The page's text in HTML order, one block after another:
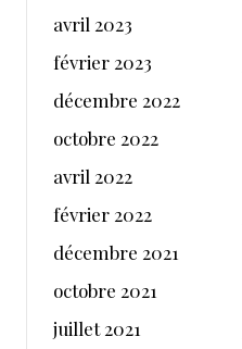
avril 2023
février 2023
décembre 2022
octobre 2022
avril 2022
février 2022
décembre 2021
octobre 2021
juillet 2021